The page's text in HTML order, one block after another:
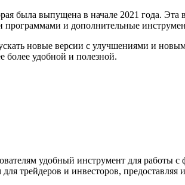
была выпущена в начале 2021 года. Эта
программами и дополнительные
новые версии с улучшениями и
более удобной и полезной.
удобный инструмент для работы
трейдеров и инвесторов,